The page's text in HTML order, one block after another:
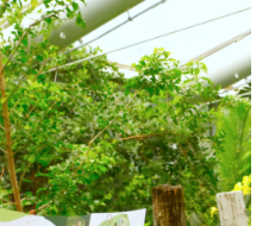
– Outdoor
des Bionicums. Für
sind Forschungsbögen verfügbar.